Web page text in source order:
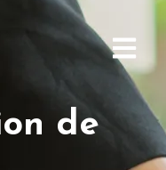
de